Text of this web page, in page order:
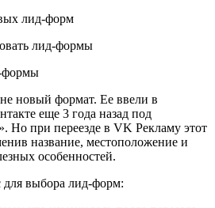
лид-форм
лид-формы
формы
новый формат. Ее ввели в
еще 3 года назад под
Но при переезде в VK Рекламу этот
название, местоположение и
особенностей.
для выбора лид-форм: